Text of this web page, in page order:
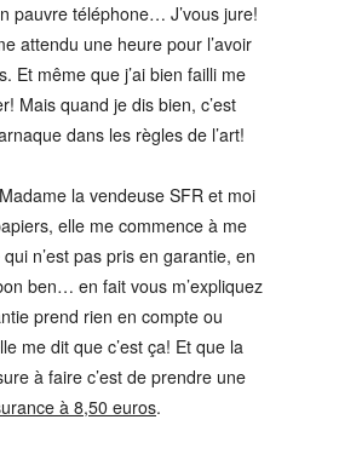
pauvre téléphone… J’vous jure!
attendu une heure pour l’avoir
Et même que j’ai bien failli me
Mais quand je dis bien, c’est
dans les règles de l’art!
la vendeuse SFR et moi
elle me commence à me
n’est pas pris en garantie, en
ben… en fait vous m’expliquez
prend rien en compte ou
me dit que c’est ça! Et que la
à faire c’est de prendre une
à 8,50 euros.